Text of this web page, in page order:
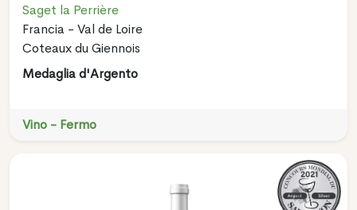
Saget la Perrière
Francia - Val de Loire
Coteaux du Giennois
Medaglia d'Argento
Vino - Fermo